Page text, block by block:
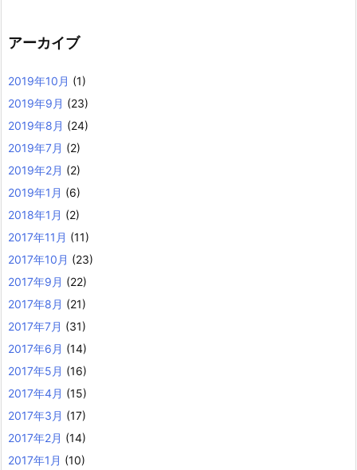
アーカイブ
2019年10月 (1)
2019年9月 (23)
2019年8月 (24)
2019年7月 (2)
2019年2月 (2)
2019年1月 (6)
2018年1月 (2)
2017年11月 (11)
2017年10月 (23)
2017年9月 (22)
2017年8月 (21)
2017年7月 (31)
2017年6月 (14)
2017年5月 (16)
2017年4月 (15)
2017年3月 (17)
2017年2月 (14)
2017年1月 (10)